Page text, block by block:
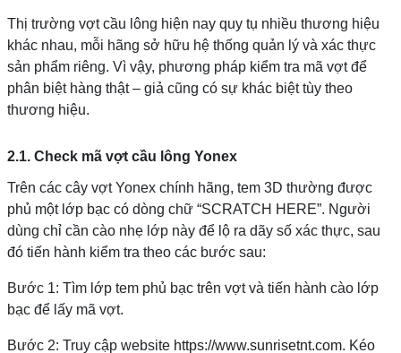
Thị trường vợt cầu lông hiện nay quy tụ nhiều thương hiệu
khác nhau, mỗi hãng sở hữu hệ thống quản lý và xác thực
sản phẩm riêng. Vì vậy, phương pháp kiểm tra mã vợt để
phân biệt hàng thật – giả cũng có sự khác biệt tùy theo
thương hiệu.
2.1. Check mã vợt cầu lông Yonex
Trên các cây vợt Yonex chính hãng, tem 3D thường được
phủ một lớp bạc có dòng chữ “SCRATCH HERE”. Người
dùng chỉ cần cào nhẹ lớp này để lộ ra dãy số xác thực, sau
đó tiến hành kiểm tra theo các bước sau:
Bước 1: Tìm lớp tem phủ bạc trên vợt và tiến hành cào lớp
bạc để lấy mã vợt.
Bước 2: Truy cập website https://www.sunrisetnt.com. Kéo